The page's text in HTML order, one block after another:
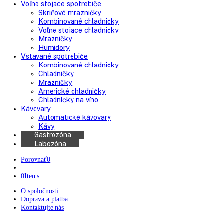
Všetky produkty
Voľne stojace spotrebiče
Skriňové mrazničky
Kombinované chladničky
Voľne stojace chladničky
Mrazničky
Humidory
Vstavané spotrebiče
Kombinované chladničky
Chladničky
Mrazničky
Americké chladničky
Chladničky na víno
Kávovary
Automatické kávovary
Gastrozóna
Porovnať 0
0Items